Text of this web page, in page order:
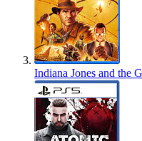
Indiana Jones and the